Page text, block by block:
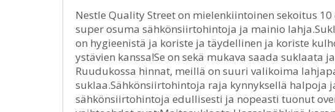
Nestle Quality Street on mielenkiintoinen sekoitus
super osuma sähkönsiirtohintoja ja mainio
on hygieenistä ja koriste ja täydellinen ja koriste
ystävien kanssa!Se on sekä mukava saada suklaata
Ruudukossa hinnat, meillä on suuri valikoima
suklaa.Sähkönsiirtohintoja raja kynnyksellä halpoja
sähkönsiirtohintoja edullisesti ja nopeasti tuonut